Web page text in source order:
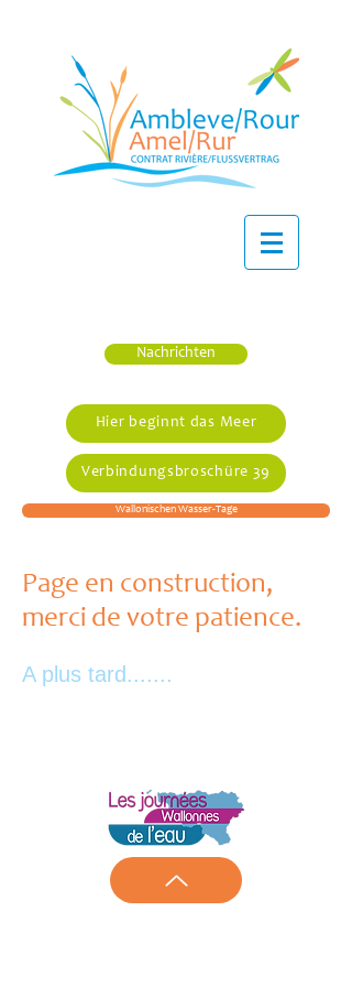
Nachrichten
Hier beginnt das Meer
Verbindungsbroschüre 39
Wallonischen Wasser-Tage
Page en construction,
merci de votre patience.
A plus tard.......